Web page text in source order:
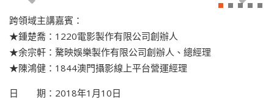
跨領域主講嘉賓：
★鍾楚喬：1220電影製作有限公司創辦人
★余宗軒：驁映娛樂製作有限公司創辦人、總經理
★陳鴻健：1844澳門攝影線上平台營運經理
日 期：2018年1月10日